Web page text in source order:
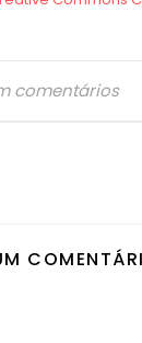
comentários